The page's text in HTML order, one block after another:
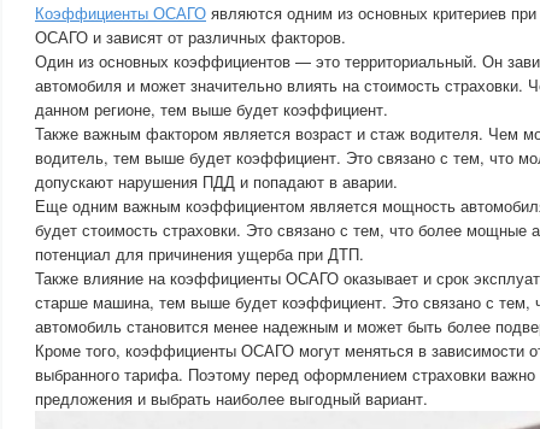
Коэффициенты ОСАГО являются одним из основных критериев
ОСАГО и зависят от различных факторов.
Один из основных коэффициентов — это территориальный. Он
автомобиля и может значительно влиять на стоимость
данном регионе, тем выше будет коэффициент.
Также важным фактором является возраст и стаж водителя. Чем
водитель, тем выше будет коэффициент. Это связано с тем, что
допускают нарушения ПДД и попадают в аварии.
Еще одним важным коэффициентом является мощность
будет стоимость страховки. Это связано с тем, что более
потенциал для причинения ущерба при ДТП.
Также влияние на коэффициенты ОСАГО оказывает и срок
старше машина, тем выше будет коэффициент. Это связано с тем,
автомобиль становится менее надежным и может быть более
Кроме того, коэффициенты ОСАГО могут меняться в зависимости
выбранного тарифа. Поэтому перед оформлением страховки важно
предложения и выбрать наиболее выгодный вариант.